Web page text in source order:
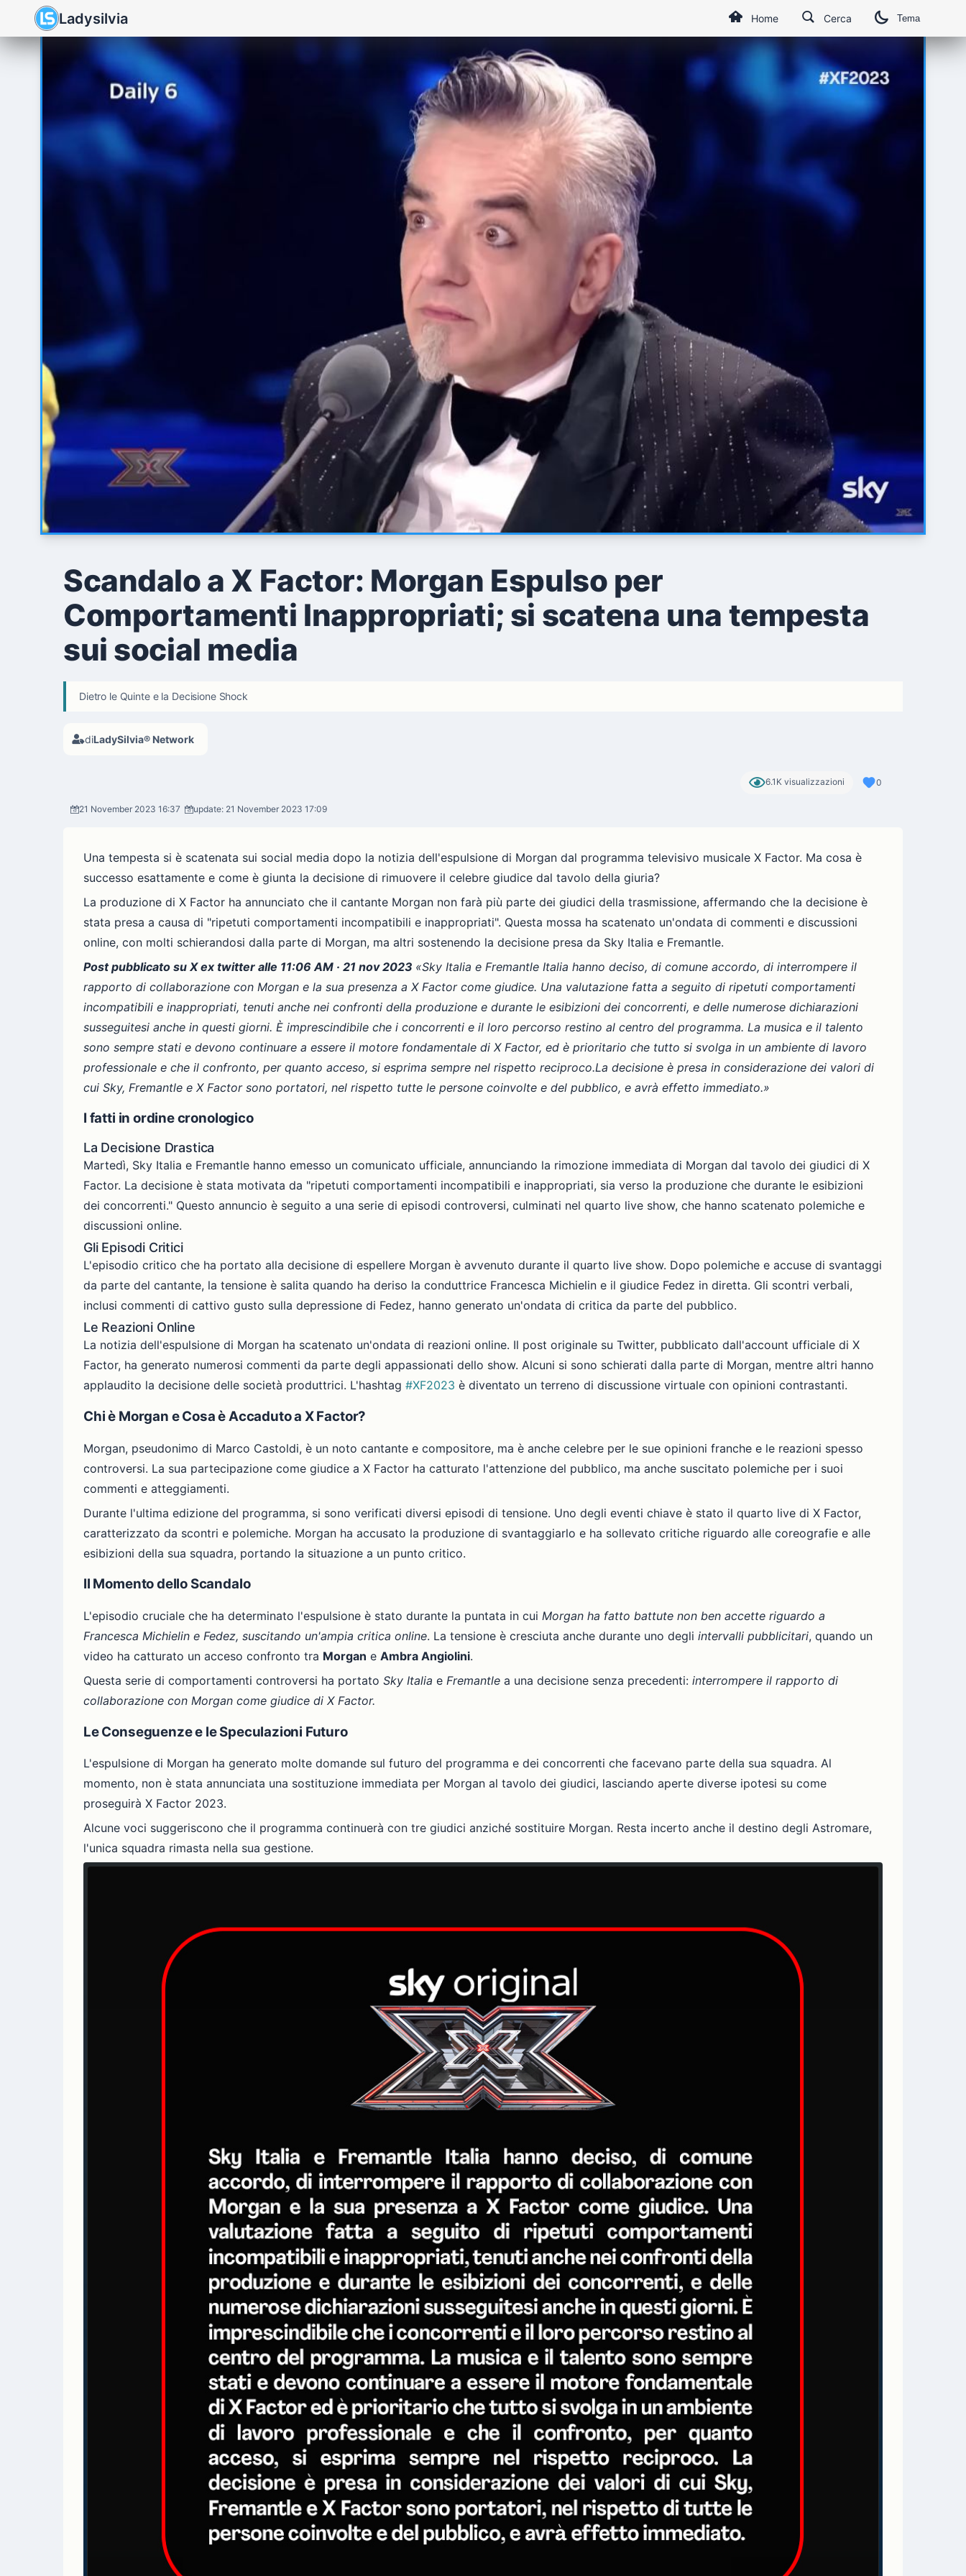
Ladysilvia Home Cerca Tema
Scandalo a X Factor: Morgan Espulso per
Comportamenti Inappropriati; si scatena una tempesta
sui social media
Dietro le Quinte e la Decisione Shock
diLadySilvia® Network
6.1K visualizzazioni 0
21 November 2023 16:37 update: 21 November 2023 17:09
Una tempesta si è scatenata sui social media dopo la notizia dell'espulsione di Morgan dal programma televisivo musicale X Factor. Ma cosa è
successo esattamente e come è giunta la decisione di rimuovere il celebre giudice dal tavolo della giuria?
La produzione di X Factor ha annunciato che il cantante Morgan non farà più parte dei giudici della trasmissione, affermando che la decisione è
stata presa a causa di "ripetuti comportamenti incompatibili e inappropriati". Questa mossa ha scatenato un'ondata di commenti e discussioni
online, con molti schierandosi dalla parte di Morgan, ma altri sostenendo la decisione presa da Sky Italia e Fremantle.
Post pubblicato su X ex twitter alle 11:06 AM · 21 nov 2023 «Sky Italia e Fremantle Italia hanno deciso, di comune accordo, di interrompere il
rapporto di collaborazione con Morgan e la sua presenza a X Factor come giudice. Una valutazione fatta a seguito di ripetuti comportamenti
incompatibili e inappropriati, tenuti anche nei confronti della produzione e durante le esibizioni dei concorrenti, e delle numerose dichiarazioni
susseguitesi anche in questi giorni. È imprescindibile che i concorrenti e il loro percorso restino al centro del programma. La musica e il talento
sono sempre stati e devono continuare a essere il motore fondamentale di X Factor, ed è prioritario che tutto si svolga in un ambiente di lavoro
professionale e che il confronto, per quanto acceso, si esprima sempre nel rispetto reciproco.La decisione è presa in considerazione dei valori di
cui Sky, Fremantle e X Factor sono portatori, nel rispetto tutte le persone coinvolte e del pubblico, e avrà effetto immediato.»
I fatti in ordine cronologico
La Decisione Drastica
Martedì, Sky Italia e Fremantle hanno emesso un comunicato ufficiale, annunciando la rimozione immediata di Morgan dal tavolo dei giudici di X
Factor. La decisione è stata motivata da "ripetuti comportamenti incompatibili e inappropriati, sia verso la produzione che durante le esibizioni
dei concorrenti." Questo annuncio è seguito a una serie di episodi controversi, culminati nel quarto live show, che hanno scatenato polemiche e
discussioni online.
Gli Episodi Critici
L'episodio critico che ha portato alla decisione di espellere Morgan è avvenuto durante il quarto live show. Dopo polemiche e accuse di svantaggi
da parte del cantante, la tensione è salita quando ha deriso la conduttrice Francesca Michielin e il giudice Fedez in diretta. Gli scontri verbali,
inclusi commenti di cattivo gusto sulla depressione di Fedez, hanno generato un'ondata di critica da parte del pubblico.
Le Reazioni Online
La notizia dell'espulsione di Morgan ha scatenato un'ondata di reazioni online. Il post originale su Twitter, pubblicato dall'account ufficiale di X
Factor, ha generato numerosi commenti da parte degli appassionati dello show. Alcuni si sono schierati dalla parte di Morgan, mentre altri hanno
applaudito la decisione delle società produttrici. L'hashtag #XF2023 è diventato un terreno di discussione virtuale con opinioni contrastanti.
Chi è Morgan e Cosa è Accaduto a X Factor?
Morgan, pseudonimo di Marco Castoldi, è un noto cantante e compositore, ma è anche celebre per le sue opinioni franche e le reazioni spesso
controversi. La sua partecipazione come giudice a X Factor ha catturato l'attenzione del pubblico, ma anche suscitato polemiche per i suoi
commenti e atteggiamenti.
Durante l'ultima edizione del programma, si sono verificati diversi episodi di tensione. Uno degli eventi chiave è stato il quarto live di X Factor,
caratterizzato da scontri e polemiche. Morgan ha accusato la produzione di svantaggiarlo e ha sollevato critiche riguardo alle coreografie e alle
esibizioni della sua squadra, portando la situazione a un punto critico.
Il Momento dello Scandalo
L'episodio cruciale che ha determinato l'espulsione è stato durante la puntata in cui Morgan ha fatto battute non ben accette riguardo a
Francesca Michielin e Fedez, suscitando un'ampia critica online. La tensione è cresciuta anche durante uno degli intervalli pubblicitari, quando un
video ha catturato un acceso confronto tra Morgan e Ambra Angiolini.
Questa serie di comportamenti controversi ha portato Sky Italia e Fremantle a una decisione senza precedenti: interrompere il rapporto di
collaborazione con Morgan come giudice di X Factor.
Le Conseguenze e le Speculazioni Futuro
L'espulsione di Morgan ha generato molte domande sul futuro del programma e dei concorrenti che facevano parte della sua squadra. Al
momento, non è stata annunciata una sostituzione immediata per Morgan al tavolo dei giudici, lasciando aperte diverse ipotesi su come
proseguirà X Factor 2023.
Alcune voci suggeriscono che il programma continuerà con tre giudici anziché sostituire Morgan. Resta incerto anche il destino degli Astromare,
l'unica squadra rimasta nella sua gestione.